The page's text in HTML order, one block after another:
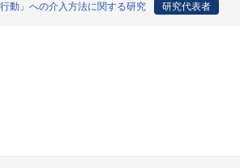
動」への介入方法に関する研究 研究代表者